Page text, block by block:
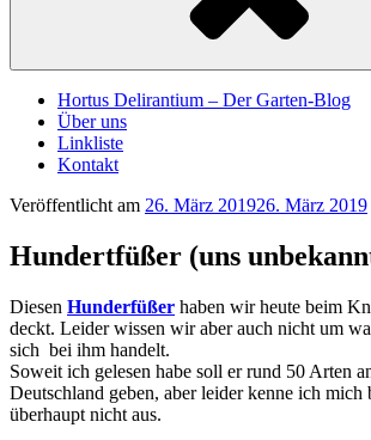
Hortus Delirantium – Der Garten-Blog
Über uns
Linkliste
Kontakt
Veröffentlicht am 26. März 201926. März 2019
Hundertfüßer (uns
Die­sen Hun­der­fü­ßer haben wir heu­te beim
deckt. Lei­der wis­sen wir aber auch nicht um
sich bei ihm handelt.
Soweit ich gele­sen habe soll er rund 50 Arten
Deutsch­land geben, aber lei­der ken­ne ich mich
über­haupt nicht aus.